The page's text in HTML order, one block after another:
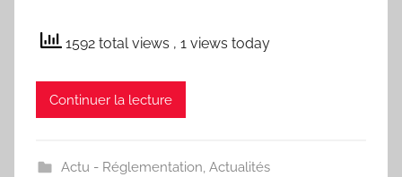
1592 total views , 1 views today
Continuer la lecture
Actu - Réglementation, Actualités